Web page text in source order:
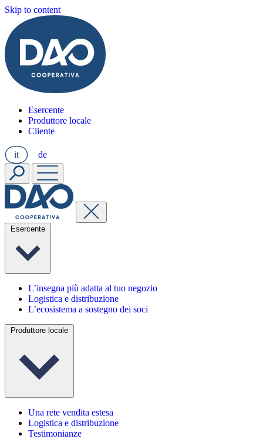
Skip to content
Esercente
Produttore locale
Cliente
it de
Esercente
L’insegna più adatta al tuo negozio
Logistica e distribuzione
L’ecosistema a sostegno dei soci
Produttore locale
Una rete vendita estesa
Logistica e distribuzione
Testimonianze